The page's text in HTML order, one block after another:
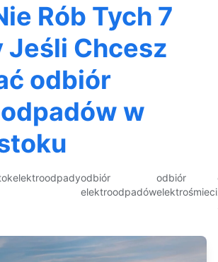
Rób Tych 7
Jeśli Chcesz
odbiór
w
elektroodpadyodbiór
elektroodpadów
odbiór
elektrośmieci